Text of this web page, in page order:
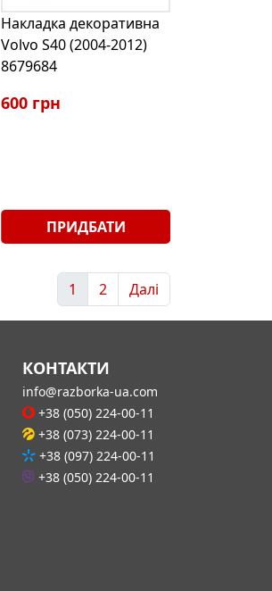
Накладка декоративна
Volvo S40 (2004-2012)
8679684
600 грн
ПРИДБАТИ
1 2 Далі
КОНТАКТИ
info@razborka-ua.com
+38 (050) 224-00-11
+38 (073) 224-00-11
+38 (097) 224-00-11
+38 (050) 224-00-11